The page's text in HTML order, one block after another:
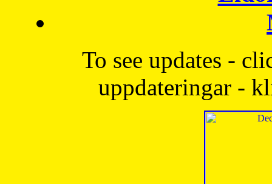
To see updates -
uppdateringar -